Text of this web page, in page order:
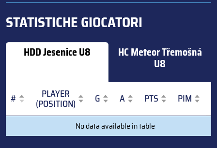
STATISTICHE GIOCATORI
HDD Jesenice U8 HC Meteor Třemošná
U8
# PLAYER
(POSITION) G A PTS
PIM
A PTS
No data available in table